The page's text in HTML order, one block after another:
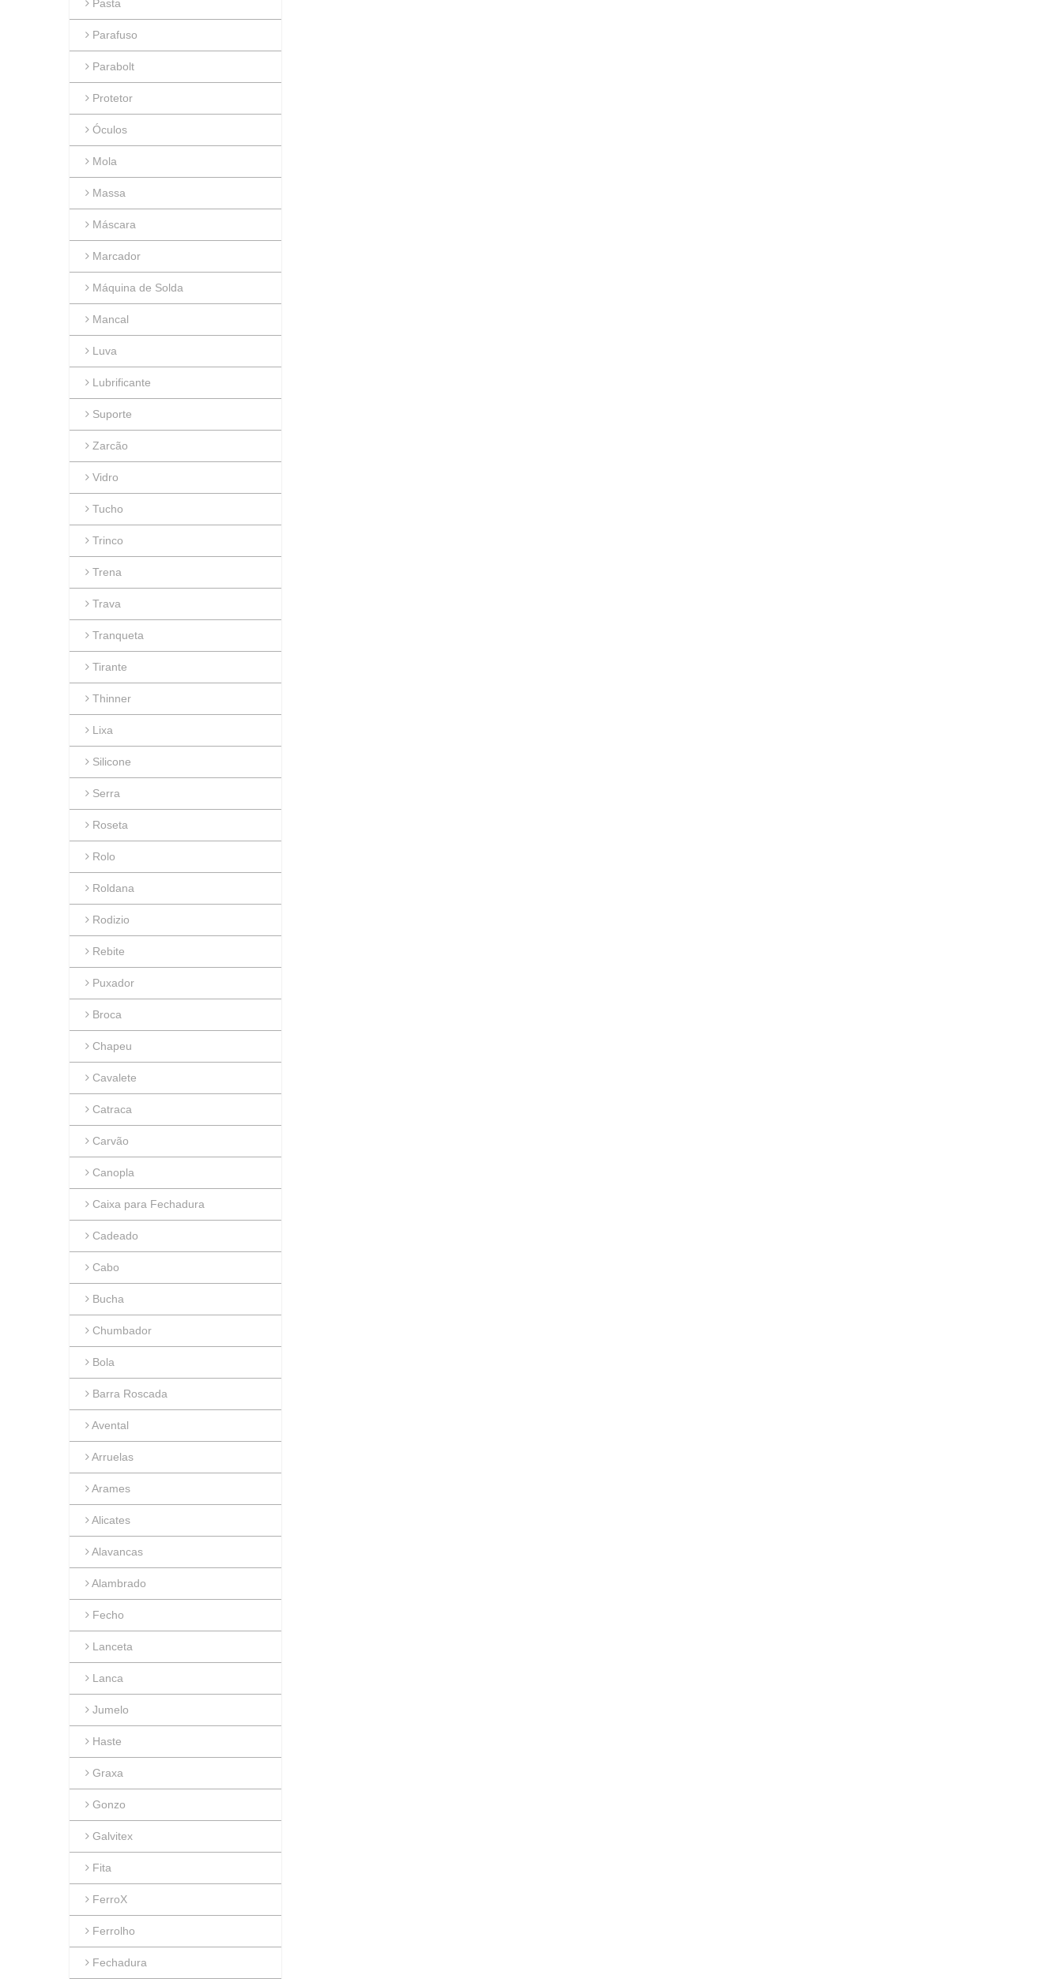
Pasta
Parafuso
Parabolt
Protetor
Óculos
Mola
Massa
Máscara
Marcador
Máquina de Solda
Mancal
Luva
Lubrificante
Suporte
Zarcão
Vidro
Tucho
Trinco
Trena
Trava
Tranqueta
Tirante
Thinner
Lixa
Silicone
Serra
Roseta
Rolo
Roldana
Rodizio
Rebite
Puxador
Broca
Chapeu
Cavalete
Catraca
Carvão
Canopla
Caixa para Fechadura
Cadeado
Cabo
Bucha
Chumbador
Bola
Barra Roscada
Avental
Arruelas
Arames
Alicates
Alavancas
Alambrado
Fecho
Lanceta
Lanca
Jumelo
Haste
Graxa
Gonzo
Galvitex
Fita
FerroX
Ferrolho
Fechadura